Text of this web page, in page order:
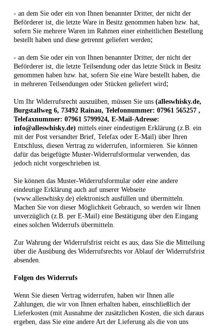
- an dem Sie oder ein von Ihnen benannter Dritter, der nicht der
Beförderer ist, die letzte Ware in Besitz genommen haben bzw. hat,
sofern Sie mehrere Waren im Rahmen einer einheitlichen Bestellung
bestellt haben und diese getrennt geliefert werden;
- an dem Sie oder ein von Ihnen benannter Dritter, der nicht der
Beförderer ist, die letzte Teilsendung oder das letzte Stück in Besitz
genommen haben bzw. hat, sofern Sie eine Ware bestellt haben, die
in mehreren Teilsendungen oder Stücken geliefert wird ;
Um Ihr Widerrufsrecht auszuüben, müssen Sie uns (alleswhisky.de,
Burgstallweg 6, 73492 Rainau, Telefonnummer: 07961 565257 ,
Telefaxnummer: 07961 5799924, E-Mail-Adresse:
info@alleswhisky.de) mittels einer eindeutigen Erklärung (z.B. ein
mit der Post versandter Brief, Telefax oder E-Mail) über Ihren
Entschluss, diesen Vertrag zu widerrufen, informieren. Sie können
dafür das beigefügte Muster-Widerrufsformular verwenden, das
jedoch nicht vorgeschrieben ist.
Sie können das Muster-Widerrufsformular oder eine andere
eindeutige Erklärung auch auf unserer Webseite
(www.alleswhisky.de) elektronisch ausfüllen und übermitteln.
Machen Sie von dieser Möglichkeit Gebrauch, so werden wir Ihnen
unverzüglich (z.B. per E-Mail) eine Bestätigung über den Eingang
eines solchen Widerrufs übermitteln.
Zur Wahrung der Widerrufsfrist reicht es aus, dass Sie die Mitteilung
über die Ausübung des Widerrufsrechts vor Ablauf der Widerrufsfrist
absenden.
Folgen des Widerrufs
Wenn Sie diesen Vertrag widerrufen, haben wir Ihnen alle
Zahlungen, die wir von Ihnen erhalten haben, einschließlich der
Lieferkosten (mit Ausnahme der zusätzlichen Kosten, die sich daraus
ergeben, dass Sie eine andere Art der Lieferung als die von uns